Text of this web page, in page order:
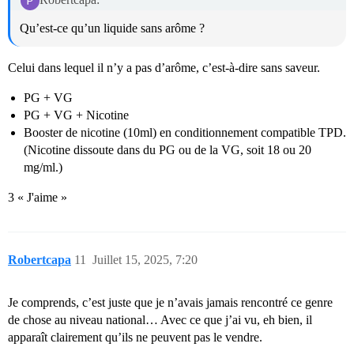
Qu’est-ce qu’un liquide sans arôme ?
Celui dans lequel il n’y a pas d’arôme, c’est-à-dire sans saveur.
PG + VG
PG + VG + Nicotine
Booster de nicotine (10ml) en conditionnement compatible TPD.
(Nicotine dissoute dans du PG ou de la VG, soit 18 ou 20
mg/ml.)
3 « J'aime »
Robertcapa Juillet 15, 2025, 7:20
11
Je comprends, c’est juste que je n’avais jamais rencontré ce genre
de chose au niveau national… Avec ce que j’ai vu, eh bien, il
apparaît clairement qu’ils ne peuvent pas le vendre.